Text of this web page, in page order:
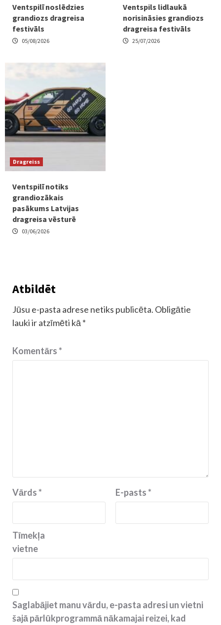
Ventspilī noslēdzies
grandiozs dragreisa
festivāls
05/08/2026
Ventspils lidlaukā
norisināsies grandiozs
dragreisa festivāls
25/07/2026
Dragreiss
Ventspilī notiks
grandiozākais
pasākums Latvijas
dragreisa vēsturē
03/06/2026
Atbildēt
Jūsu e-pasta adrese netiks publicēta. Obligātie
lauki ir atzīmēti kā *
Komentārs*
Vārds* E-pasts*
Tīmekļa
vietne
Saglabājiet manu vārdu, e-pasta adresi un vietni
šajā pārlūkprogrammā nākamajai reizei, kad